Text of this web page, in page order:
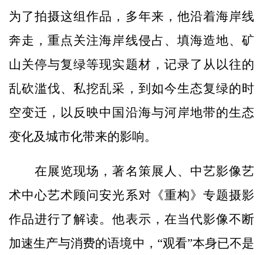
为了拍摄这组作品，多年来，他沿着海岸线
奔走，重点关注海岸线侵占、填海造地、矿
山关停与复绿等现实题材，记录了从以往的
乱砍滥伐、私挖乱采，到如今生态复绿的时
空变迁，以反映中国沿海与河岸地带的生态
变化及城市化带来的影响。
在展览现场，著名策展人、中艺影像艺
术中心艺术顾问安光系对《重构》专题摄影
作品进行了解读。他表示，在当代影像不断
加速生产与消费的语境中，“观看”本身已不是